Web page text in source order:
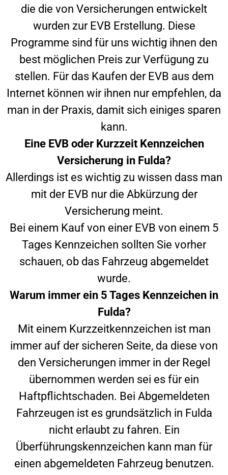
die die von Versicherungen entwickelt
wurden zur EVB Erstellung. Diese
Programme sind für uns wichtig ihnen den
best möglichen Preis zur Verfügung zu
stellen. Für das Kaufen der EVB aus dem
Internet können wir ihnen nur empfehlen, da
man in der Praxis, damit sich einiges sparen
kann.
Eine EVB oder Kurzzeit Kennzeichen
Versicherung in Fulda?
Allerdings ist es wichtig zu wissen dass man
mit der EVB nur die Abkürzung der
Versicherung meint.
Bei einem Kauf von einer EVB von einem 5
Tages Kennzeichen sollten Sie vorher
schauen, ob das Fahrzeug abgemeldet
wurde.
Warum immer ein 5 Tages Kennzeichen in
Fulda?
Mit einem Kurzzeitkennzeichen ist man
immer auf der sicheren Seite, da diese von
den Versicherungen immer in der Regel
übernommen werden sei es für ein
Haftpflichtschaden. Bei Abgemeldeten
Fahrzeugen ist es grundsätzlich in Fulda
nicht erlaubt zu fahren. Ein
Überführungskennzeichen kann man für
einen abgemeldeten Fahrzeug benutzen.